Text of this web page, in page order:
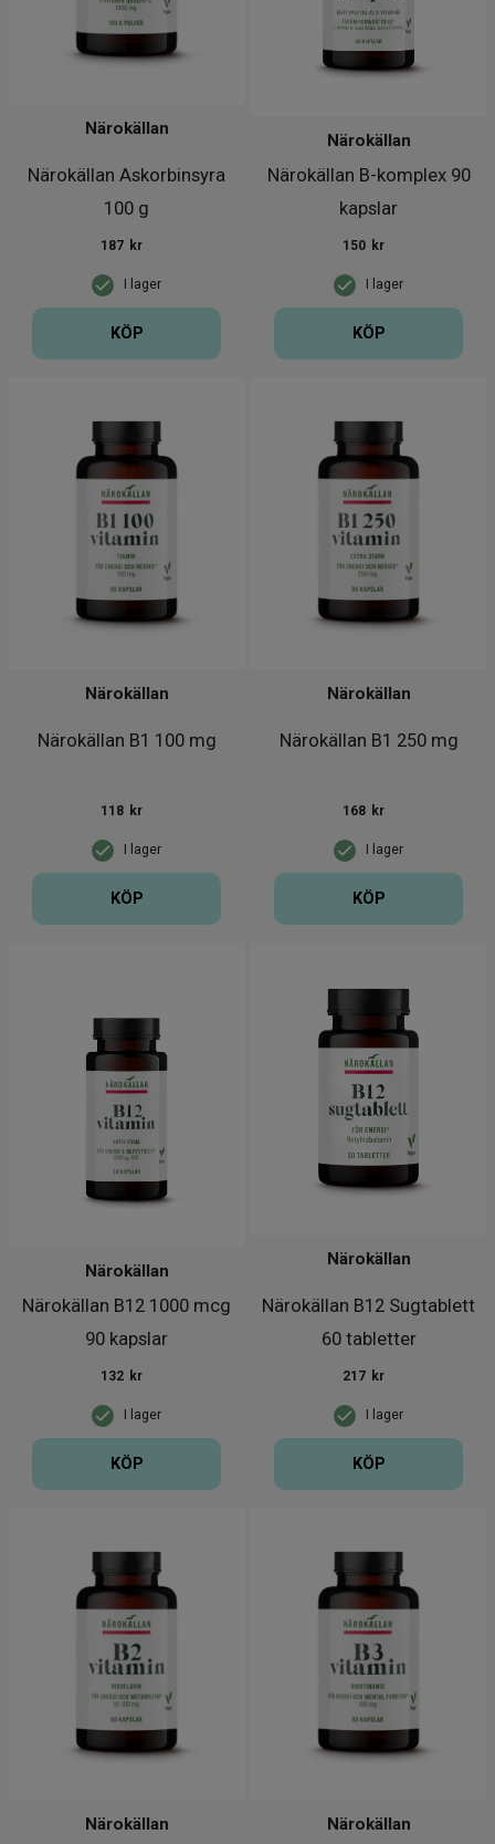
Närokällan Askorbinsyra
100 g
Närokällan
I lager
187 kr
KÖP
Närokällan B-komplex 90
kapslar
Närokällan
I lager
150 kr
KÖP
Närokällan B1 100 mg
Närokällan
I lager
118 kr
KÖP
Närokällan B1 250 mg
Närokällan
I lager
168 kr
KÖP
Närokällan B12 1000 mcg
90 kapslar
Närokällan
I lager
132 kr
KÖP
Närokällan B12 Sugtablett
60 tabletter
Närokällan
I lager
217 kr
KÖP
Närokällan Närokällan